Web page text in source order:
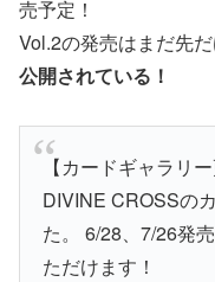
売予定！
Vol.2の発売はまだ先
公開されている！
【カードギャラリ
DIVINE CROSSの
た。 6/28、7/26発
ただけます！